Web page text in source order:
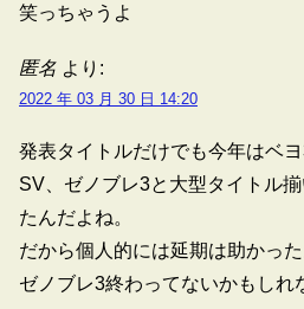
笑っちゃうよ
匿名 より:
2022 年 03 月 30 日 14:20
発表タイトルだけでも今年はベ
SV、ゼノブレ3と大型タイトル
たんだよね。
だから個人的には延期は助かっ
ゼノブレ3終わってないかもしれ